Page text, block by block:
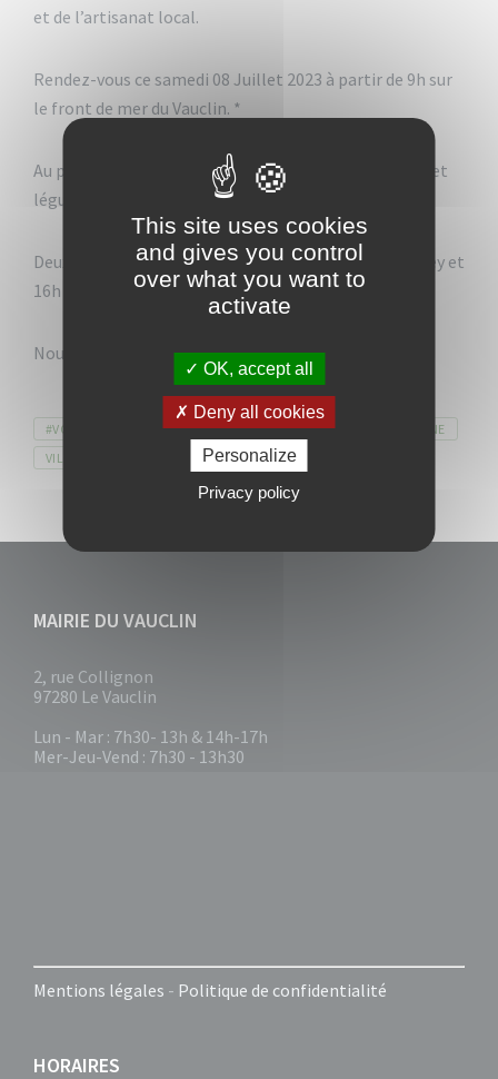
et de l’artisanat local.
Rendez-vous ce samedi 08 Juillet 2023 à partir de 9h sur
le front de mer du Vauclin. *
Au programme vente de viande, de poisson, de fruits et
légumes, de produits cosmétiques et d’artisanat.
Deux animations musicales, 11h avec le groupe Medley et
16h avec le groupe OTANTIK de Guy Vadeleux.
Nous vous attendons nombreux.
Tags
#VOKLEN CULTURE LOCAL MARCHÉ
PATRIMOINE
VILLEDUVAUCLIN
MAIRIE DU VAUCLIN
2, rue Collignon
97280 Le Vauclin
Lun - Mar : 7h30- 13h & 14h-17h
Mer-Jeu-Vend : 7h30 - 13h30
Mentions légales - Politique de confidentialité
HORAIRES
This site uses cookies
and gives you control
over what you want to
activate
OK, accept all
Deny all cookies
Personalize
Privacy policy